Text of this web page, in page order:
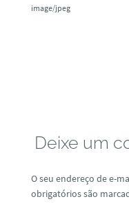
image/jpeg
Deixe um
O seu endereço de e-
obrigatórios são